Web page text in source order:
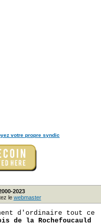
votre propre syndic
2023
le webmaster
d'ordinaire tout ce
de la Rochefoucauld